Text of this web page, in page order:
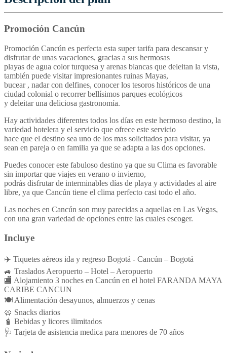
Promoción Cancún
Promoción Cancún es perfecta esta super tarifa para descansar y
disfrutar de unas vacaciones, gracias a sus hermosas
playas de agua color turquesa y arenas blancas que deleitan la vista,
también puede visitar impresionantes ruinas Mayas,
bucear , nadar con delfines, conocer los tesoros históricos de una
ciudad colonial o recorrer bellísimos parques ecológicos
y deleitar una deliciosa gastronomía.
Hay actividades diferentes todos los días en este hermoso destino, la
variedad hotelera y el servicio que ofrece este servicio
hace que el destino sea uno de los mas solicitados para visitar, ya
sean en pareja o en familia ya que se adapta a las dos opciones.
Puedes conocer este fabuloso destino ya que su Clima es favorable
sin importar que viajes en verano o invierno,
podrás disfrutar de interminables días de playa y actividades al aire
libre, ya que Cancún tiene el clima perfecto casi todo el año.
Las noches en Cancún son muy parecidas a aquellas en Las Vegas,
con una gran variedad de opciones entre las cuales escoger.
Incluye
✈️ Tiquetes aéreos ida y regreso Bogotá - Cancún – Bogotá
🚙 Traslados Aeropuerto – Hotel – Aeropuerto
🏬 Alojamiento 3 noches en Cancún en el hotel FARANDA MAYA
CARIBE CANCUN
🍽️ Alimentación desayunos, almuerzos y cenas
🥨 Snacks diarios
🧋 Bebidas y licores ilimitados
🩺 Tarjeta de asistencia medica para menores de 70 años